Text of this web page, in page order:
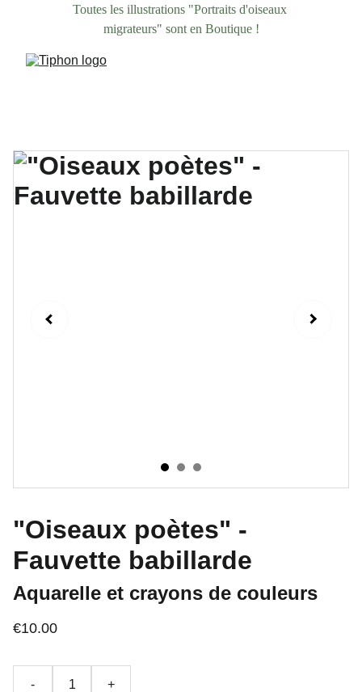
Toutes les illustrations "Portraits d'oiseaux
migrateurs" sont en Boutique !
"Oiseaux poètes" -
Fauvette babillarde
Aquarelle et crayons de couleurs
€10.00
- +